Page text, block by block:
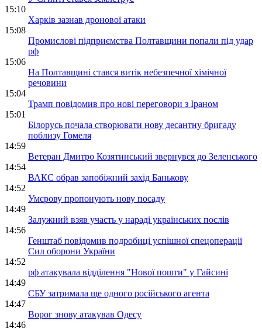
15:10
Харків зазнав дронової атаки
15:08
Промислові підприємства Полтавщини попали під удар
рф
15:06
На Полтавщині стався витік небезпечної хімічної
речовини
15:04
Трамп повідомив про нові переговори з Іраном
15:01
Білорусь почала створювати нову десантну бригаду
поблизу Гомеля
14:59
Ветеран Дмитро Козятинський звернувся до Зеленського
14:54
ВАКС обрав запобіжний захід Банькову
14:52
Умєрову пропонують нову посаду
14:49
Залужний взяв участь у нараді українських послів
14:56
Генштаб повідомив подробиці успішної спецоперації
Сил оборони України
14:52
рф атакувала відділення "Нової пошти" у Гайсині
14:49
СБУ затримала ще одного російського агента
14:47
Ворог знову атакував Одесу
14:46